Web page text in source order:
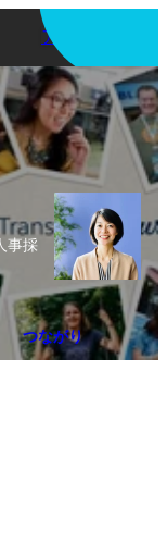
アプリを使う
事採
つながり